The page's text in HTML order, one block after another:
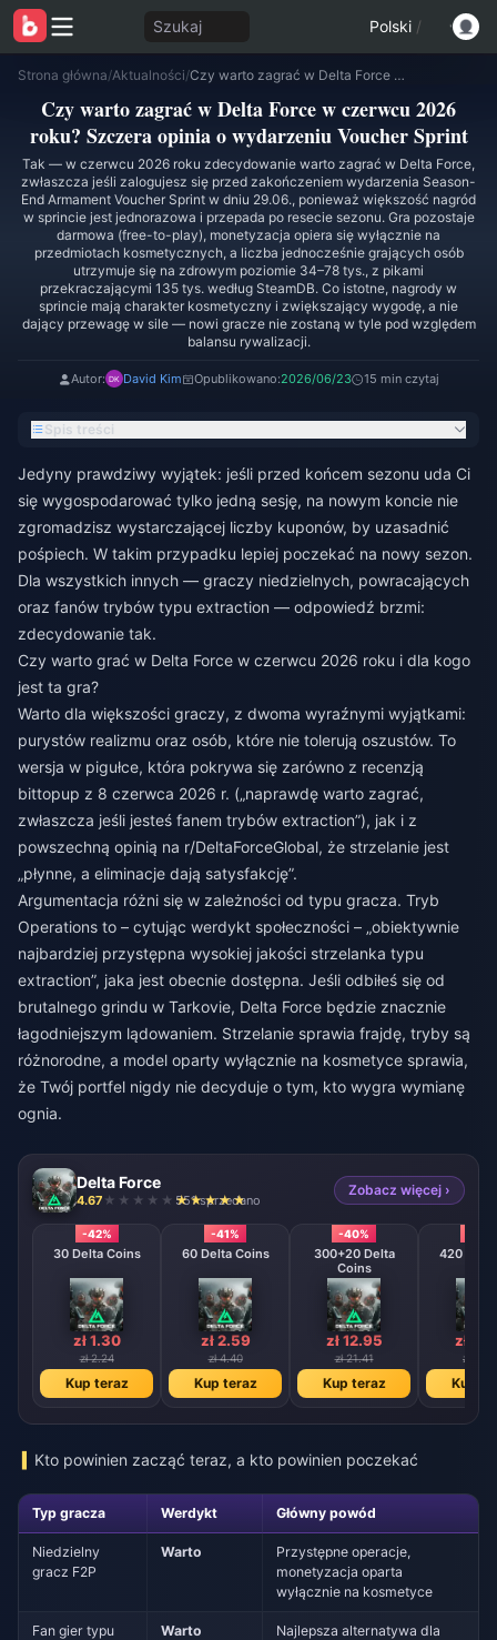
Szukaj Polski /
Strona główna/Aktualności/ Czy warto zagrać w Delta Force w czerwcu 2026 roku? Szczera opinia o wydarzeniu Voucher Sprint
Czy warto zagrać w Delta Force w czerwcu 2026
roku? Szczera opinia o wydarzeniu Voucher Sprint
Tak — w czerwcu 2026 roku zdecydowanie warto zagrać w Delta Force,
zwłaszcza jeśli zalogujesz się przed zakończeniem wydarzenia Season-
End Armament Voucher Sprint w dniu 29.06., ponieważ większość nagród
w sprincie jest jednorazowa i przepada po resecie sezonu. Gra pozostaje
darmowa (free-to-play), monetyzacja opiera się wyłącznie na
przedmiotach kosmetycznych, a liczba jednocześnie grających osób
utrzymuje się na zdrowym poziomie 34–78 tys., z pikami
przekraczającymi 135 tys. według SteamDB. Co istotne, nagrody w
sprincie mają charakter kosmetyczny i zwiększający wygodę, a nie
dający przewagę w sile — nowi gracze nie zostaną w tyle pod względem
balansu rywalizacji.
Autor: David Kim Opublikowano:2026/06/23 15 min czytaj
Spis treści
Jedyny prawdziwy wyjątek: jeśli przed końcem sezonu uda Ci
się wygospodarować tylko jedną sesję, na nowym koncie nie
zgromadzisz wystarczającej liczby kuponów, by uzasadnić
pośpiech. W takim przypadku lepiej poczekać na nowy sezon.
Dla wszystkich innych — graczy niedzielnych, powracających
oraz fanów trybów typu extraction — odpowiedź brzmi:
zdecydowanie tak.
Czy warto grać w Delta Force w czerwcu 2026 roku i dla kogo
jest ta gra?
Warto dla większości graczy, z dwoma wyraźnymi wyjątkami:
purystów realizmu oraz osób, które nie tolerują oszustów. To
wersja w pigułce, która pokrywa się zarówno z recenzją
bittopup z 8 czerwca 2026 r. („naprawdę warto zagrać,
zwłaszcza jeśli jesteś fanem trybów extraction”), jak i z
powszechną opinią na r/DeltaForceGlobal, że strzelanie jest
„płynne, a eliminacje dają satysfakcję”.
Argumentacja różni się w zależności od typu gracza. Tryb
Operations to – cytując werdykt społeczności – „obiektywnie
najbardziej przystępna wysokiej jakości strzelanka typu
extraction”, jaka jest obecnie dostępna. Jeśli odbiłeś się od
brutalnego grindu w Tarkovie, Delta Force będzie znacznie
łagodniejszym lądowaniem. Strzelanie sprawia frajdę, tryby są
różnorodne, a model oparty wyłącznie na kosmetyce sprawia,
że Twój portfel nigdy nie decyduje o tym, kto wygra wymianę
ognia.
Delta Force
4.67 551 sprzedano
Zobacz więcej ›
-42%
30 Delta Coins
zł 1.30
zł 2.24
Kup teraz
-41%
60 Delta Coins
zł 2.59
zł 4.40
Kup teraz
-40%
300+20 Delta
Coins
zł 12.95
zł 21.41
Kup teraz
420 + 40
zł
zł
Kup
Kto powinien zacząć teraz, a kto powinien poczekać
Typ gracza Werdykt Główny powód
Niedzielny
gracz F2P
Warto
Przystępne operacje,
monetyzacja oparta
wyłącznie na kosmetyce
Fan gier typu
Warto
Najlepsza alternatywa dla